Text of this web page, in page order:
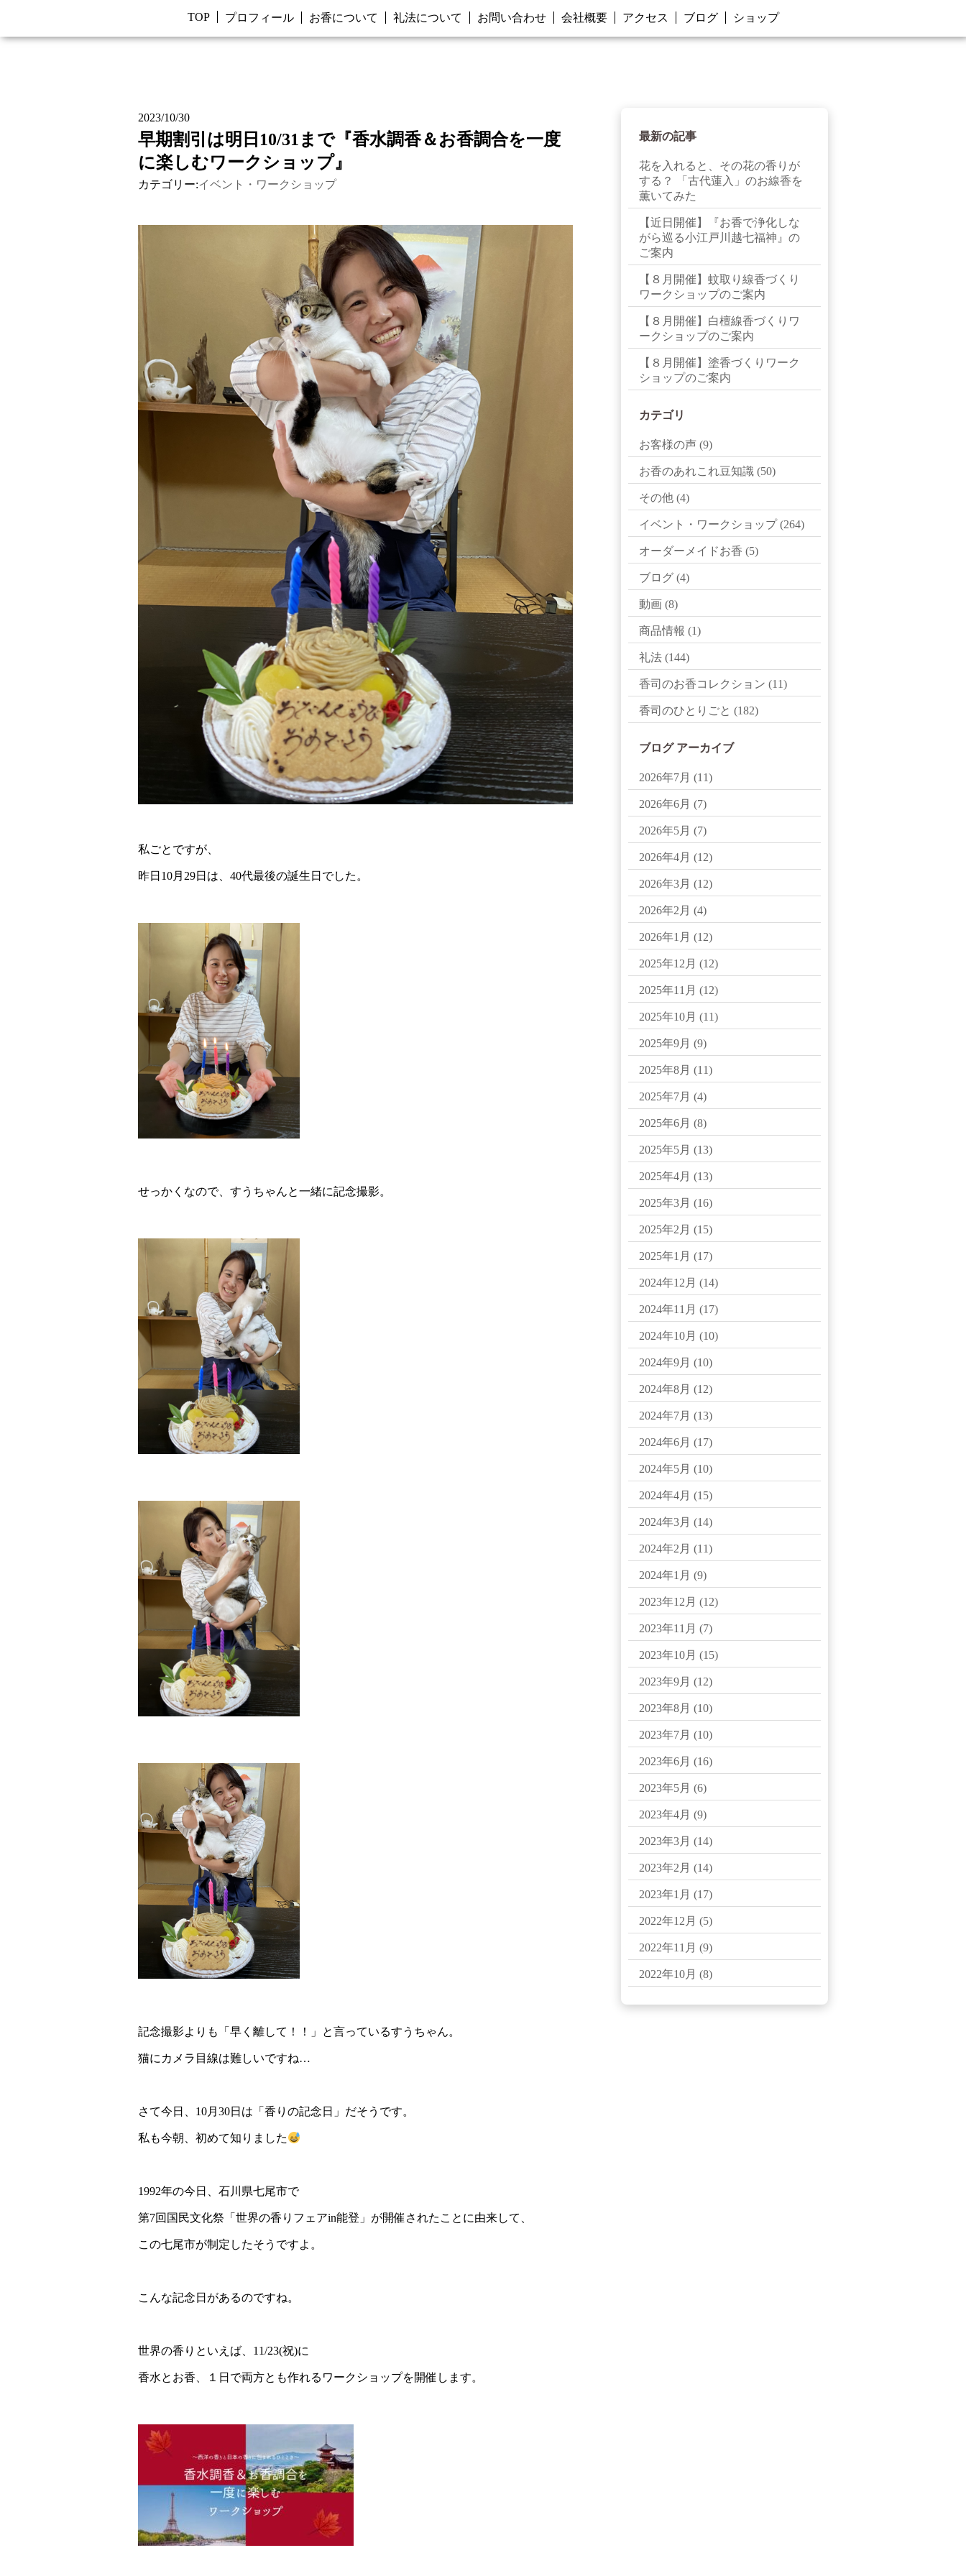
TOP プロフィール お香について 礼法について お問い合わせ 会社概要 アクセス ブログ ショップ
2023/10/30
早期割引は明日10/31まで『香水調香＆お香調合を一度
に楽しむワークショップ』
カテゴリー:イベント・ワークショップ
私ごとですが、
昨日10月29日は、40代最後の誕生日でした。
せっかくなので、すうちゃんと一緒に記念撮影。
記念撮影よりも「早く離して！！」と言っているすうちゃん。
猫にカメラ目線は難しいですね…
さて今日、10月30日は「香りの記念日」だそうです。
私も今朝、初めて知りました
1992年の今日、石川県七尾市で
第7回国民文化祭「世界の香りフェアin能登」が開催されたことに由来して、
この七尾市が制定したそうですよ。
こんな記念日があるのですね。
世界の香りといえば、11/23(祝)に
香水とお香、１日で両方とも作れるワークショップを開催します。
最新の記事
花を入れると、その花の香りが
する？ 「古代蓮入」のお線香を
薫いてみた
【近日開催】『お香で浄化しな
がら巡る小江戸川越七福神』の
ご案内
【８月開催】蚊取り線香づくり
ワークショップのご案内
【８月開催】白檀線香づくりワ
ークショップのご案内
【８月開催】塗香づくりワーク
ショップのご案内
カテゴリ
お客様の声 (9)
お香のあれこれ豆知識 (50)
その他 (4)
イベント・ワークショップ(264)
オーダーメイドお香 (5)
ブログ (4)
動画 (8)
商品情報 (1)
礼法 (144)
香司のお香コレクション (11)
香司のひとりごと (182)
ブログ アーカイブ
2026年7月 (11)
2026年6月 (7)
2026年5月 (7)
2026年4月 (12)
2026年3月 (12)
2026年2月 (4)
2026年1月 (12)
2025年12月 (12)
2025年11月 (12)
2025年10月 (11)
2025年9月 (9)
2025年8月 (11)
2025年7月 (4)
2025年6月 (8)
2025年5月 (13)
2025年4月 (13)
2025年3月 (16)
2025年2月 (15)
2025年1月 (17)
2024年12月 (14)
2024年11月 (17)
2024年10月 (10)
2024年9月 (10)
2024年8月 (12)
2024年7月 (13)
2024年6月 (17)
2024年5月 (10)
2024年4月 (15)
2024年3月 (14)
2024年2月 (11)
2024年1月 (9)
2023年12月 (12)
2023年11月 (7)
2023年10月 (15)
2023年9月 (12)
2023年8月 (10)
2023年7月 (10)
2023年6月 (16)
2023年5月 (6)
2023年4月 (9)
2023年3月 (14)
2023年2月 (14)
2023年1月 (17)
2022年12月 (5)
2022年11月 (9)
2022年10月 (8)